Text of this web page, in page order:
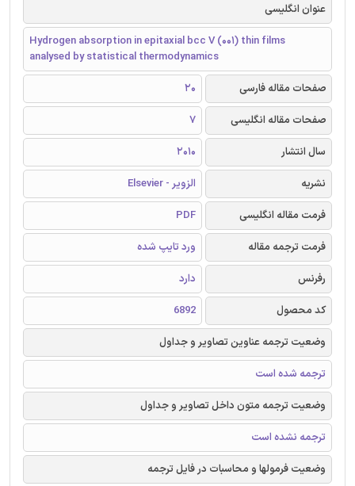
عنوان انگلیسی
Hydrogen absorption in epitaxial bcc V (001) thin films
analysed by statistical thermodynamics
صفحات مقاله فارسی
20
صفحات مقاله انگلیسی
7
سال انتشار
2010
نشریه
الزویر - Elsevier
فرمت مقاله انگلیسی
PDF
فرمت ترجمه مقاله
ورد تایپ شده
رفرنس
دارد
کد محصول
6892
وضعیت ترجمه عناوین تصاویر و جداول
ترجمه شده است
وضعیت ترجمه متون داخل تصاویر و جداول
ترجمه نشده است
وضعیت فرمولها و محاسبات در فایل ترجمه